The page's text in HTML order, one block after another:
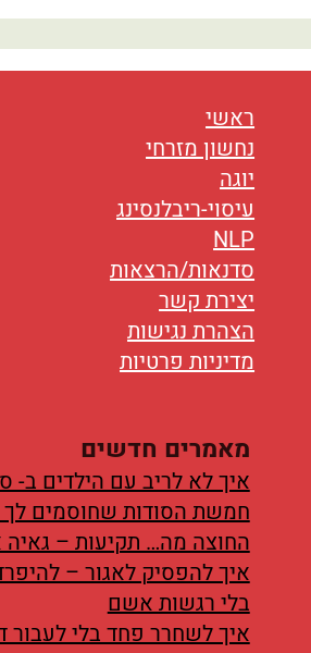
אורח חיים
בריאות
תזונה
טיפולים
עיסוי
ראשי
נחשון מזרחי
יוגה
עיסוי-ריבלנסינג
NLP
סדנאות/הרצאות
יצירת קשר
הצהרת נגישות
מדיניות פרטיות
מאמרים חדשים
איך לא לריב עם הילדים ב-
חמשת הסודות שחוסמים
החוצה מה… תקיעות – גאיה
איך להפסיק לאגור –
בלי רגשות אשם
איך לשחרר פחד בלי לעבור